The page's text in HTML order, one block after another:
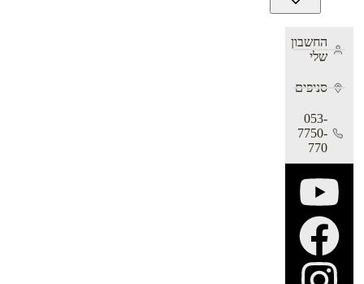
החשבון
שלי
סניפים
053-
7750-
770